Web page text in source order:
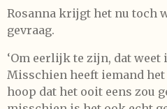
Rosanna krijgt het nu toch
gevraag.
‘Om eerlijk te zijn, dat
Misschien heeft iemand
hoop dat het ooit eens zou